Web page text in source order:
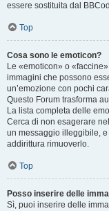
essere sostituita dal
Top
Cosa sono le emoticon?
Le «emoticon» o
immagini che possono
un’emozione con pochi
Questo Forum trasforma
La lista completa delle
Cerca di non esagerare
un messaggio illeggibile,
addirittura rimuoverlo.
Top
Posso inserire delle
Sì, puoi inserire delle